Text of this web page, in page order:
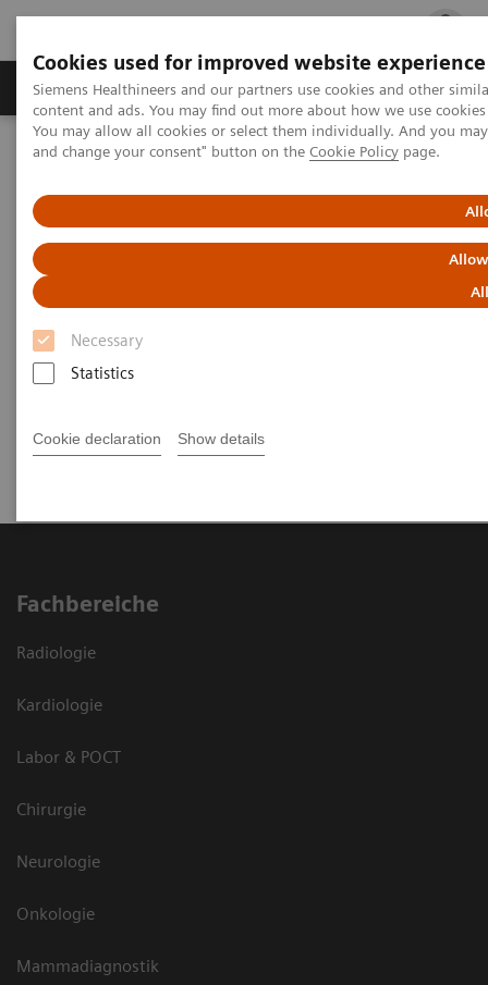
Cookies used for improved website experience
Siemens Healthineers and our partners use cookies and other
content and ads. You may find out more about how we use
You may allow all cookies or select them individually. And you
and change your consent" button on the Cookie Policy page.
Necessary
Statistics
Cookie declaration Show details
Fachbereiche Healthcare Management
Startseite Suche
Suche
Keine Ergebnisse für undefined
Fachbereiche
Radiologie
Kardiologie
Labor & POCT
Chirurgie
Neurologie
Onkologie
Mammadiagnostik